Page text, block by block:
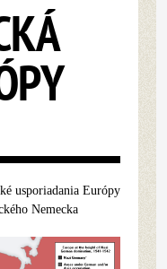
usporiadania Európy
Nemecka